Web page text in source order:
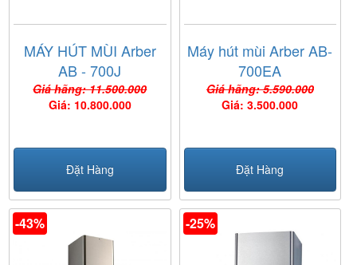
MÁY HÚT MÙI Arber
AB - 700J
Giá hãng: 11.500.000
Giá: 10.800.000
Đặt Hàng
Máy hút mùi Arber AB-
700EA
Giá hãng: 5.590.000
Giá: 3.500.000
Đặt Hàng
-43% -25%